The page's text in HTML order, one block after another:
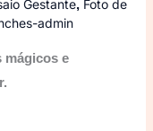
Gestante, Foto de
admin
mágicos e